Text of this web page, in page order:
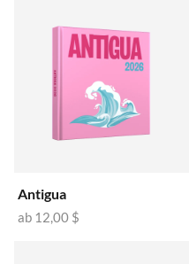
Antigua
ab 12,00 $